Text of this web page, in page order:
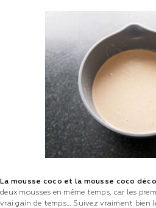
La mousse coco et la mousse coco
deux mousses en même temps, car les
vrai gain de temps… Suivez vraiment bien